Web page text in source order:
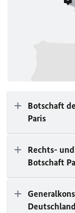
Botschaft
Paris
Rechts-
Botschaft